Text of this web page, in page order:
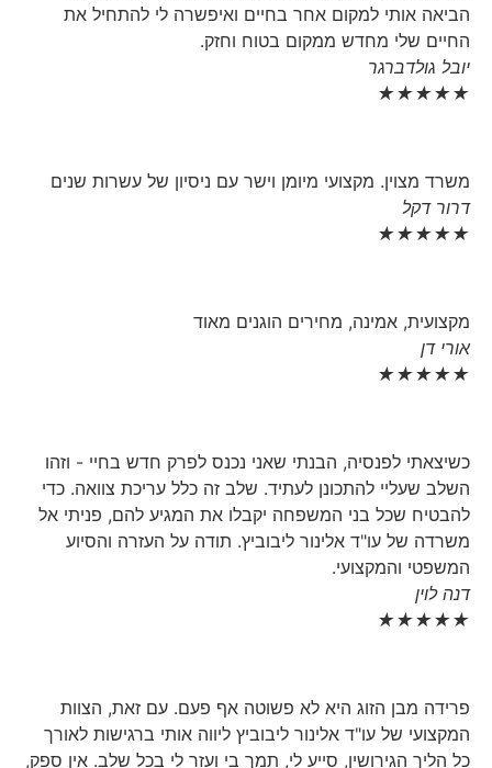
הביאה אותי למקום אחר בחיים ואיפשרה לי להתחיל את
החיים שלי מחדש ממקום בטוח וחזק.
יובל גולדברגר
★
★
★
★
★
משרד מצוין. מקצועי מיומן וישר עם ניסיון של עשרות שנים
דרור דקל
★
★
★
★
★
מקצועית, אמינה, מחירים הוגנים מאוד
אורי דן
★
★
★
★
★
כשיצאתי לפנסיה, הבנתי שאני נכנס לפרק חדש בחיי - וזהו
השלב שעליי להתכונן לעתיד. שלב זה כלל עריכת צוואה. כדי
להבטיח שכל בני המשפחה יקבלו את המגיע להם, פניתי אל
משרדה של עו"ד אלינור ליבוביץ. תודה על העזרה והסיוע
המשפטי והמקצועי.
דנה לוין
★
★
★
★
★
פרידה מבן הזוג היא לא פשוטה אף פעם. עם זאת, הצוות
המקצועי של עו"ד אלינור ליבוביץ ליווה אותי ברגישות לאורך
כל הליך הגירושין, סייע לי, תמך בי ועזר לי בכל שלב. אין ספק,